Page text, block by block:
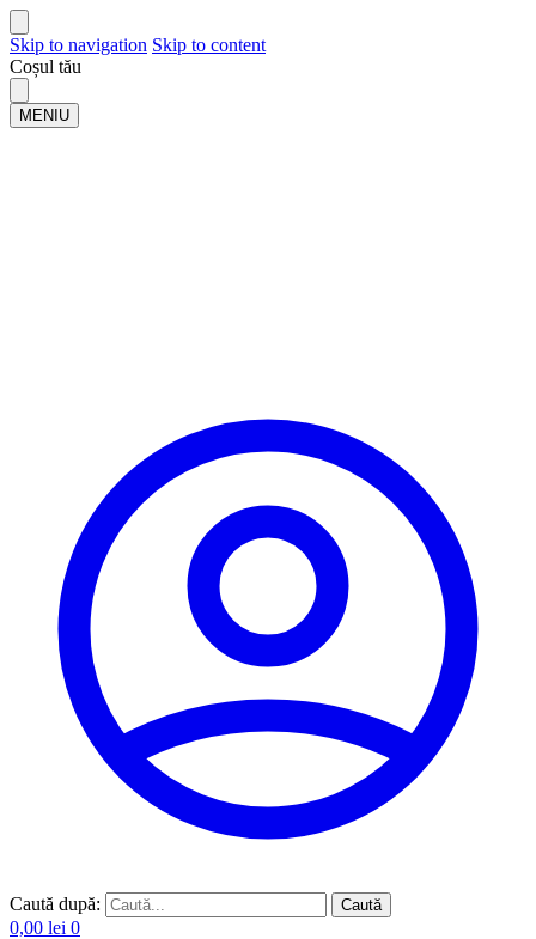
Skip to navigation Skip to content
Coșul tău
MENIU
Caută după: Caută
0,00 lei 0